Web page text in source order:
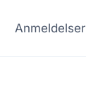
Anmeldelser